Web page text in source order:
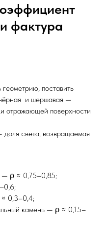
фактура
поставить
и шершавая —
отражающей поверхности
доля света, возвращаемая
— ρ ≈ 0,75–0,85;
0,3–0,4;
камень — ρ ≈ 0,15–